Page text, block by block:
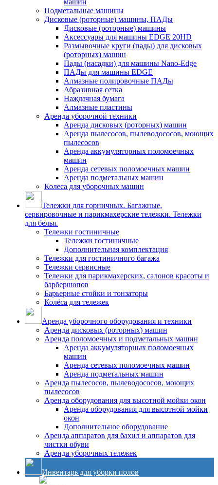
машин
Подметальные машины
Дисковые (роторные) машины, ПАДы
Дисковые (роторные) машины
Аксессуары для машины EDGE 20HD
Размывочные круги (пады) для дисковых
(роторных) машин
Пады (насадки) для машины Nano-Edge
ПАДы для машины EDGE
Алмазные полировочные ПАДы
Абразивная сетка
Наждачная бумага
Алмазные пластины
Аренда уборочной техники
Аренда дисковых (роторных) машин
Аренда пылесосов, пылеводососов, моющих
пылесосов
Аренда аккумуляторных поломоечных
машин
Аренда сетевых поломоечных машин
Аренда подметальных машин
Колеса для уборочных машин
Тележки для горничных. Багажные,
сервировочные и парикмахерские тележки. Тележки
для белья.
Тележки гостиничные
Тележки гостиничные
Дополнительная комплектация
Тележки для гостиничного багажа
Тележки сервисные
Тележки для парикмахерских, салонов красоты и
барбершопов
Барьерные стойки и тонзаторы
Колёса для тележек
Аренда уборочного оборудования и техники
Аренда дисковых (роторных) машин
Аренда поломоечных и подметальных машин
Аренда аккумуляторных поломоечных
машин
Аренда сетевых поломоечных машин
Аренда подметальных машин
Аренда пылесосов, пылеводососов, моющих
пылесосов
Аренда оборудования для высотной мойки окон
Аренда оборудования для высотной мойки
окон
Дополнительное оборудование
Аренда аппаратов для бахил и аппаратов для
чистки обуви
Аренда уборочных тележек
Инвентарь для уборки полов